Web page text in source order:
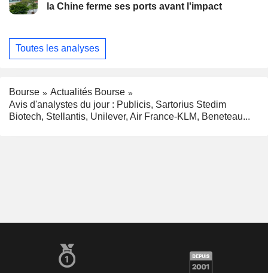
la Chine ferme ses ports avant l'impact
Toutes les analyses
Bourse
Actualités Bourse
Avis d'analystes du jour : Publicis, Sartorius Stedim
Biotech, Stellantis, Unilever, Air France-KLM, Beneteau...